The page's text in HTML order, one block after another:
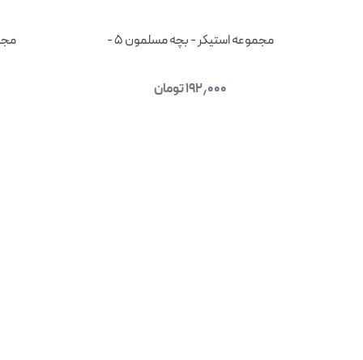
مجموعه استیکر - بچه مسلمون ۵ -
۱۹۲٫۰۰۰تومان